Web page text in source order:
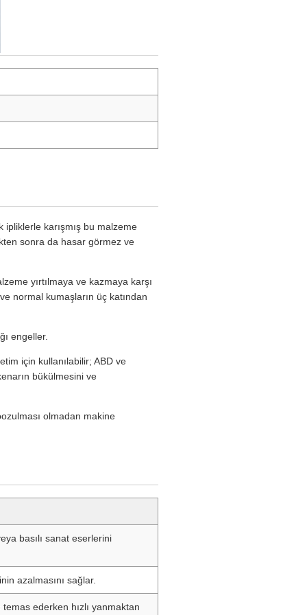
ipliklerle karışmış bu malzeme
sonra da hasar görmez ve
yırtılmaya ve kazmaya karşı
normal kumaşların üç katından
engeller.
için kullanılabilir; ABD ve
bükülmesini ve
olmadan makine
basılı sanat eserlerini
azalmasını sağlar.
ederken hızlı yanmaktan